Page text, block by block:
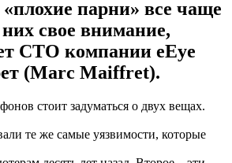
парни» все чаще
свое внимание,
СТО компании eEye
(Marc Maiffret).
стоит задуматься о двух вещах.
те же самые уязвимости, которые